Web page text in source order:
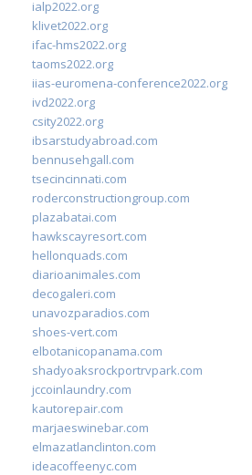
ialp2022.org
klivet2022.org
ifac-hms2022.org
taoms2022.org
iias-euromena-conference2022.org
ivd2022.org
csity2022.org
ibsarstudyabroad.com
bennusehgall.com
tsecincinnati.com
roderconstructiongroup.com
plazabatai.com
hawkscayresort.com
hellonquads.com
diarioanimales.com
decogaleri.com
unavozparadios.com
shoes-vert.com
elbotanicopanama.com
shadyoaksrockportrvpark.com
jccoinlaundry.com
kautorepair.com
marjaeswinebar.com
elmazatlanclinton.com
ideacoffeenyc.com